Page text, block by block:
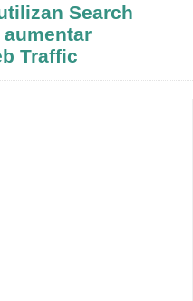
Search
Traffic